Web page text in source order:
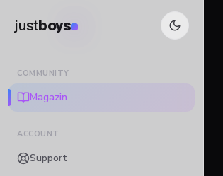
justboys
COMMUNITY
Magazin
ACCOUNT
Support